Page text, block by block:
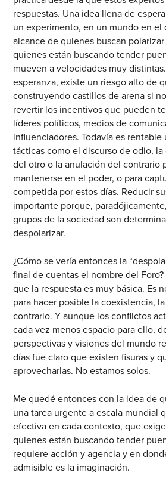
respuestas. Una idea llena de
un experimento, en un mundo en el
alcance de quienes buscan
quienes están buscando tender
mueven a velocidades muy
esperanza, existe un riesgo alto de
construyendo castillos de arena si
revertir los incentivos que pueden
líderes políticos, medios de
influenciadores. Todavía es
tácticas como el discurso de odio,
del otro o la anulación del contrario
mantenerse en el poder, o para
competida por estos días. Reducir
importante porque,
grupos de la sociedad son
despolarizar.
¿Cómo se vería entonces la
final de cuentas el nombre del
que la respuesta es muy básica. Es
para hacer posible la coexistencia,
contrario. Y aunque los conflictos
cada vez menos espacio para ello,
perspectivas y visiones del mundo
días fue claro que existen fisuras y
aprovecharlas. No estamos solos.
Me quedé entonces con la idea de
una tarea urgente a escala mundial
efectiva en cada contexto, que
quienes están buscando tender
requiere acción y agencia y en
admisible es la imaginación.